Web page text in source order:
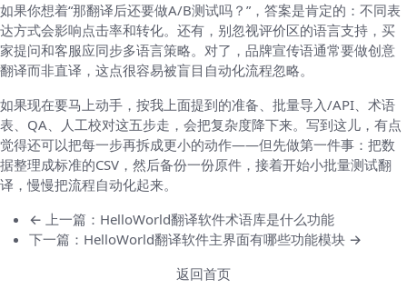
如果你想着“那翻译后还要做A/B测试吗？”，答案是肯定的：不同表
达方式会影响点击率和转化。还有，别忽视评价区的语言支持，买
家提问和客服应同步多语言策略。对了，品牌宣传语通常要做创意
翻译而非直译，这点很容易被盲目自动化流程忽略。
如果现在要马上动手，按我上面提到的准备、批量导入/API、术语
表、QA、人工校对这五步走，会把复杂度降下来。写到这儿，有点
觉得还可以把每一步再拆成更小的动作——但先做第一件事：把数
据整理成标准的CSV，然后备份一份原件，接着开始小批量测试翻
译，慢慢把流程自动化起来。
← 上一篇：HelloWorld翻译软件术语库是什么功能
下一篇：HelloWorld翻译软件主界面有哪些功能模块 →
返回首页